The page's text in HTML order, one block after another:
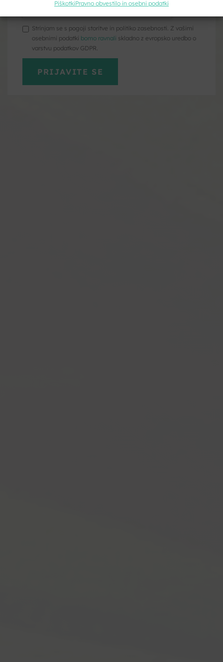
PiškotkiPravno obvestilo in osebni podatki
Strinjam se s pogoji storitve in politiko zasebnosti. Z vašimi
osebnimi podatki bomo ravnali skladno z evropsko uredbo o
varstvu podatkov GDPR.